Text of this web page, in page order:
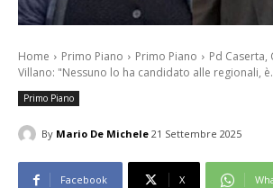
Home Primo Piano Primo Piano
Pd Caserta,
Villano: "Nessuno lo ha candidato alle regionali,
Primo Piano
By Mario De Michele 21 Settembre 2025
Facebook X